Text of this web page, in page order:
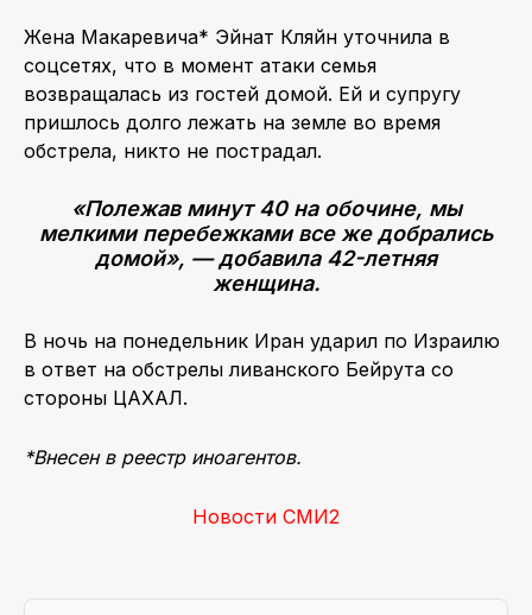
Жена Макаревича* Эйнат Кляйн уточнила в
соцсетях, что в момент атаки семья
возвращалась из гостей домой. Ей и супругу
пришлось долго лежать на земле во время
обстрела, никто не пострадал.
«Полежав минут 40 на обочине, мы
мелкими перебежками все же добрались
домой», — добавила 42-летняя
женщина.
В ночь на понедельник Иран ударил по Израилю
в ответ на обстрелы ливанского Бейрута со
стороны ЦАХАЛ.
*Внесен в реестр иноагентов.
Новости СМИ2